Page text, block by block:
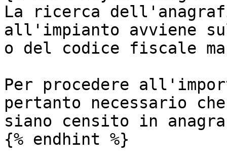
La ricerca
all'impianto avviene
o del codice fiscale
Per procedere
pertanto necessario
siano censito in
{% endhint %}